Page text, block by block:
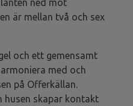
ned mot
är mellan två och sex
och ett gemensamt
med och
på Offerkällan.
husen skapar kontakt